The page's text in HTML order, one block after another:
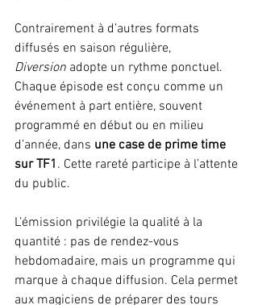
Contrairement à d’autres formats
diffusés en saison régulière,
Diversion adopte un rythme ponctuel.
Chaque épisode est conçu comme un
événement à part entière, souvent
programmé en début ou en milieu
d’année, dans une case de prime time
sur TF1 . Cette rareté participe à l’attente
du public.
L’émission privilégie la qualité à la
quantité : pas de rendez-vous
hebdomadaire, mais un programme qui
marque à chaque diffusion. Cela permet
aux magiciens de préparer des tours